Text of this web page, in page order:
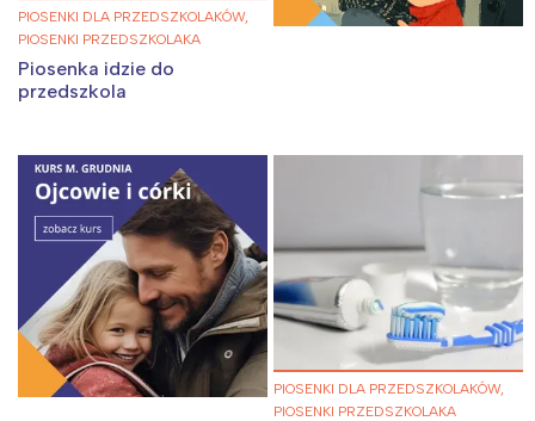
PIOSENKI DLA PRZEDSZKOLAKÓW,
PIOSENKI PRZEDSZKOLAKA
Piosenka idzie do
przedszkola
PIOSENKI DLA PRZEDSZKOLAKÓW,
PIOSENKI PRZEDSZKOLAKA